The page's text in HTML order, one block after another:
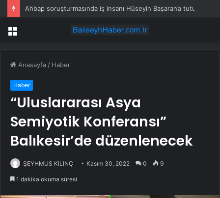
Menü
Anasayfa / Haber
Haber
“Uluslararası Asya
Semiyotik Konferansı”
Balıkesir’de düzenlenecek
ŞEYHMUS KILINÇ Kasım 30, 2022 0 9
1 dakika okuma süresi